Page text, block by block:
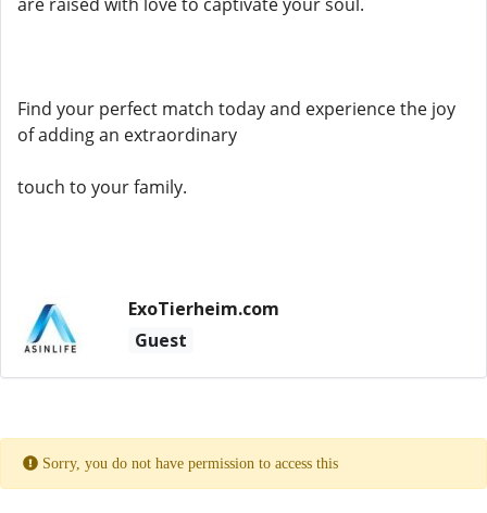
Find your perfect match today and experience the joy
of adding an extraordinary
touch to your family.
ExoTierheim.com
Guest
Sorry, you do not have permission to access this